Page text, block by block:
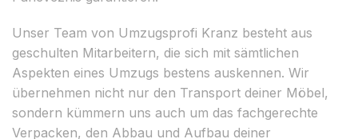
Unser Team von Umzugsprofi Kranz besteht aus
geschulten Mitarbeitern, die sich mit sämtlichen
Aspekten eines Umzugs bestens auskennen. Wir
übernehmen nicht nur den Transport deiner Möbel,
sondern kümmern uns auch um das fachgerechte
Verpacken, den Abbau und Aufbau deiner